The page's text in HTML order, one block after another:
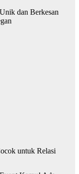
dan Berkesan
untuk Relasi